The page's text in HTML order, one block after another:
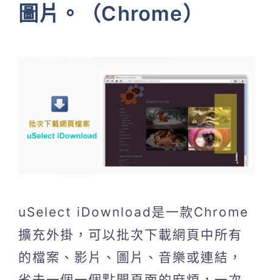
圖片。（Chrome）
uSelect iDownload是一款Chrome
擴充外掛，可以批次下載網頁中所有
的檔案、影片、圖片、音樂或連結，